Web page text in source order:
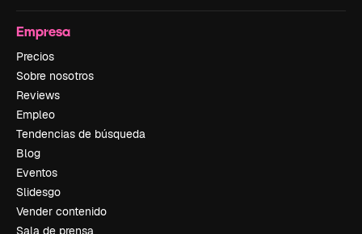
Empresa
Precios
Sobre nosotros
Reviews
Empleo
Tendencias de búsqueda
Blog
Eventos
Slidesgo
Vender contenido
Sala de prensa